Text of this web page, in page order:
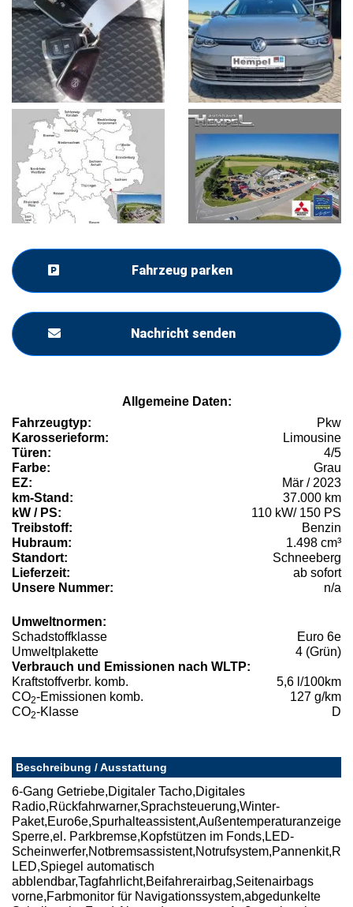
Fahrzeug parken
Nachricht senden
Allgemeine Daten:
Fahrzeugtyp:
Pkw
Karosserieform:
Limousine
Türen:
4/5
Farbe:
Grau
EZ:
Mär / 2023
km-Stand:
37.000 km
kW / PS:
110 kW/ 150 PS
Treibstoff:
Benzin
Hubraum:
1.498 cm³
Standort:
Schneeberg
Lieferzeit:
ab sofort
Unsere Nummer:
n/a
Umweltnormen:
Schadstoffklasse
Euro 6e
Umweltplakette
4 (Grün)
Verbrauch und Emissionen nach WLTP:
Kraftstoffverbr. komb.
5,6 l/100km
CO2-Emissionen komb.
127 g/km
CO2-Klasse D
Beschreibung / Ausstattung
6-Gang Getriebe,Digitaler Tacho,Digitales
Radio,Rückfahrwarner,Sprachsteuerung,Winter-
Sperre,el. Parkbremse,Kopfstützen im Fonds,LED-
LED,Spiegel automatisch
abblendbar,Tagfahrlicht,Beifahrerairbag,Seitenairbags
vorne,Farbmonitor für Navigationssystem,abgedunkelte